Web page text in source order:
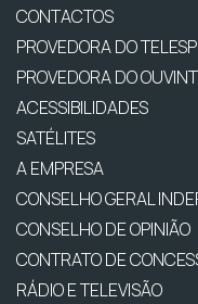
CONTACTOS
PROVEDORA DO
PROVEDORA DO
ACESSIBILIDADES
SATÉLITES
A EMPRESA
CONSELHO GERAL
CONSELHO DE OPINIÃO
CONTRATO DE
RÁDIO E TELEVISÃO